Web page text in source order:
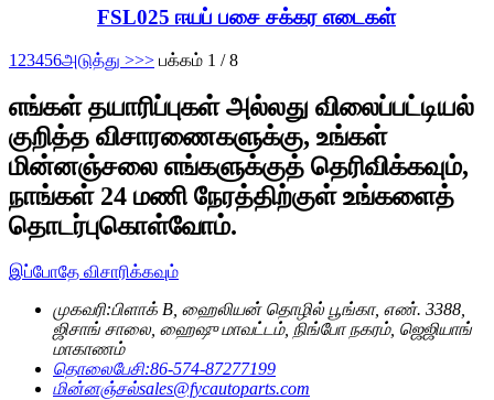
FSL025 ஈயப் பசை சக்கர எடைகள்
1 23456அடுத்து >>> பக்கம் 1 / 8
எங்கள் தயாரிப்புகள் அல்லது விலைப்பட்டியல்
குறித்த விசாரணைகளுக்கு, உங்கள்
மின்னஞ்சலை எங்களுக்குத் தெரிவிக்கவும்,
நாங்கள் 24 மணி நேரத்திற்குள் உங்களைத்
தொடர்புகொள்வோம்.
இப்போதே விசாரிக்கவும்
முகவரி:பிளாக் B, ஹைலியன் தொழில் பூங்கா, எண். 3388,
ஜிசாங் சாலை, ஹைஷு மாவட்டம், நிங்போ நகரம், ஜெஜியாங்
மாகாணம்
தொலைபேசி:86-574-87277199
மின்னஞ்சல்sales@fycautoparts.com